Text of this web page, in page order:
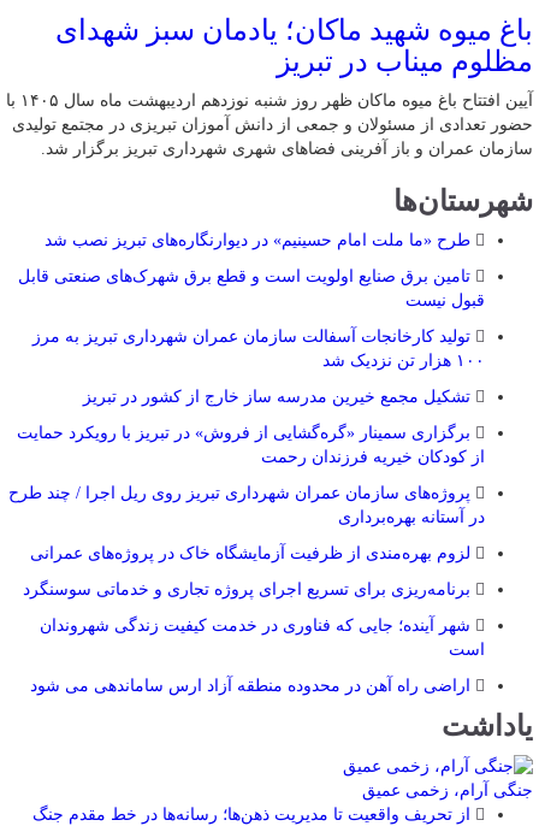
باغ میوه شهید ماکان؛ یادمان سبز شهدای
مظلوم میناب در تبریز
آیین افتتاح باغ میوه ماکان ظهر روز شنبه نوزدهم اردیبهشت ماه سال ۱۴۰۵ با
حضور تعدادی از مسئولان و جمعی از دانش آموزان تبریزی در مجتمع تولیدی
سازمان عمران و باز آفرینی فضاهای شهری شهرداری تبریز برگزار شد.
شهرستان‌ها
طرح «ما ملت امام حسینیم» در دیوارنگاره‌های تبریز نصب شد
تامین برق صنایع اولویت است و قطع برق شهرک‌های صنعتی قابل
قبول نیست
تولید کارخانجات آسفالت سازمان عمران شهرداری تبریز به مرز
۱۰۰ هزار تن نزدیک شد
تشکیل مجمع خیرین مدرسه ‌ساز خارج از کشور در تبریز
برگزاری سمینار «گره‌گشایی از فروش» در تبریز با رویکرد حمایت
از کودکان خیریه فرزندان رحمت
پروژه‌های سازمان عمران شهرداری تبریز روی ریل اجرا / چند طرح
در آستانه بهره‌برداری
لزوم بهره‌مندی از ظرفیت آزمایشگاه خاک در پروژه‌های عمرانی
برنامه‌ریزی برای تسریع اجرای پروژه تجاری و خدماتی سوسنگرد
شهر آینده؛ جایی که فناوری در خدمت کیفیت زندگی شهروندان
است
اراضی راه آهن در محدوده منطقه آزاد ارس ساماندهی می شود
یاداشت
جنگی آرام، زخمی عمیق
از تحریف واقعیت تا مدیریت ذهن‌ها؛ رسانه‌ها در خط مقدم جنگ